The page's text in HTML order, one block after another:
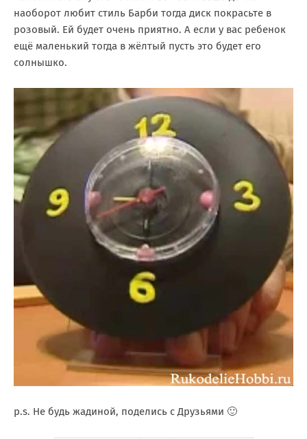
наоборот любит стиль Барби тогда диск покрасьте в
розовый. Ей будет очень приятно. А если у вас ребенок
ещё маленький тогда в жёлтый пусть это будет его
солнышко.
p.s. Не будь жадиной, поделись с Друзьями 🙂